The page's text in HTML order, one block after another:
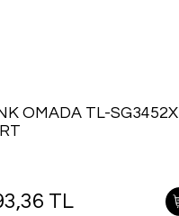
OMADA TL-SG3452X
SFP+
YÖNETİLEBİLİR L2+
TL